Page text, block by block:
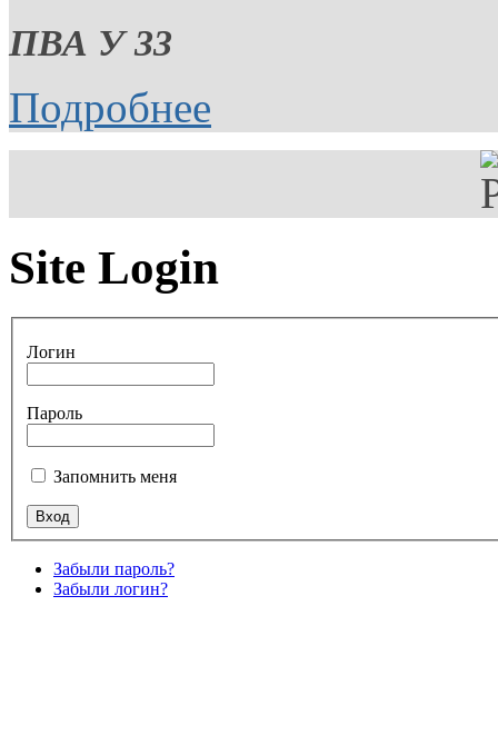
ПВА У 33
Подробнее
Site Login
Логин
Пароль
Запомнить меня
Забыли пароль?
Забыли логин?